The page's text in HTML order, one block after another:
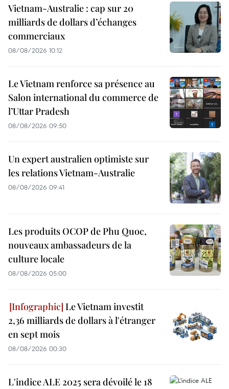
Vietnam-Australie : cap sur 20
milliards de dollars d’échanges
commerciaux
08/08/2026 10:12
Le Vietnam renforce sa présence au
Salon international du commerce de
l’Uttar Pradesh
08/08/2026 09:50
Un expert australien optimiste sur
les relations Vietnam-Australie
08/08/2026 09:41
Les produits OCOP de Phu Quoc,
nouveaux ambassadeurs de la
culture locale
08/08/2026 05:00
Le Vietnam investit
2,36 milliards de dollars à l'étranger
en sept mois
08/08/2026 00:30
L'indice ALE 2025 sera dévoilé le 18